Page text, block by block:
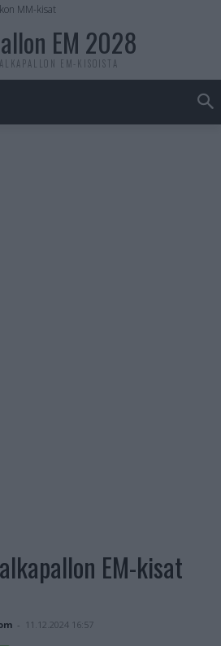
MM-kisat
EM 2028
EM-KISOISTA
EM-kisat
- 11.12.2024 16:57